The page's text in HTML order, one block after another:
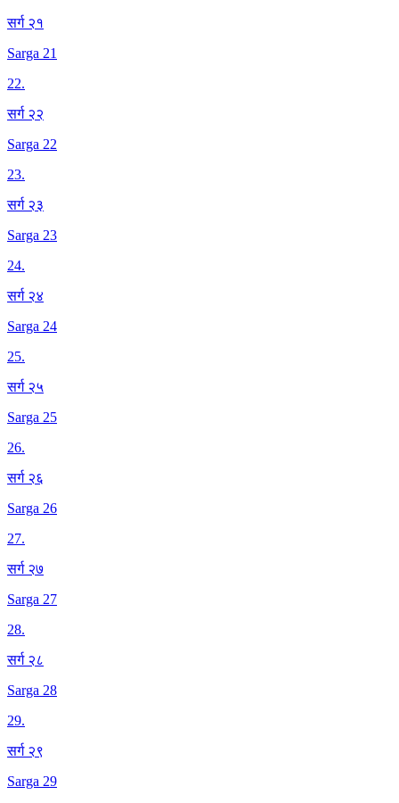
सर्ग २१
Sarga 21
22.
सर्ग २२
Sarga 22
23.
सर्ग २३
Sarga 23
24.
सर्ग २४
Sarga 24
25.
सर्ग २५
Sarga 25
26.
सर्ग २६
Sarga 26
27.
सर्ग २७
Sarga 27
28.
सर्ग २८
Sarga 28
29.
सर्ग २९
Sarga 29